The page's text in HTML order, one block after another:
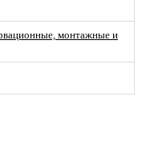
монтажные и